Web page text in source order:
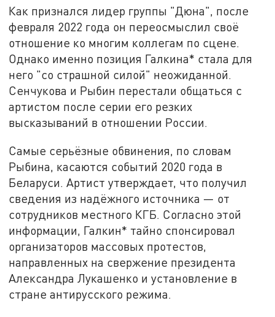
Как признался лидер группы "Дюна", после
февраля 2022 года он переосмыслил своё
отношение ко многим коллегам по сцене.
Однако именно позиция Галкина* стала для
него "со страшной силой" неожиданной.
Сенчукова и Рыбин перестали общаться с
артистом после серии его резких
высказываний в отношении России.
Самые серьёзные обвинения, по словам
Рыбина, касаются событий 2020 года в
Беларуси. Артист утверждает, что получил
сведения из надёжного источника — от
сотрудников местного КГБ. Согласно этой
информации, Галкин* тайно спонсировал
организаторов массовых протестов,
направленных на свержение президента
Александра Лукашенко и установление в
стране антирусского режима.